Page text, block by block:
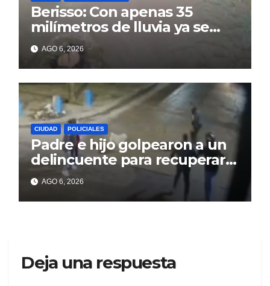
Berisso: Con apenas 35
milímetros de lluvia ya se
sienten los problemas
AGO 6, 2026
CIUDAD POLICIALES
Padre e hijo golpearon a un
delincuente para recuperar
un celular robado en Berisso
AGO 6, 2026
Deja una respuesta